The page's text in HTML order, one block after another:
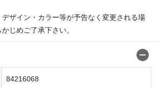
ザイン・カラー等が予告なく変更される場
じめご了承下さい。
84216068